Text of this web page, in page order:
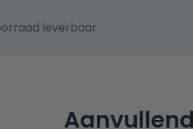
leverbaar